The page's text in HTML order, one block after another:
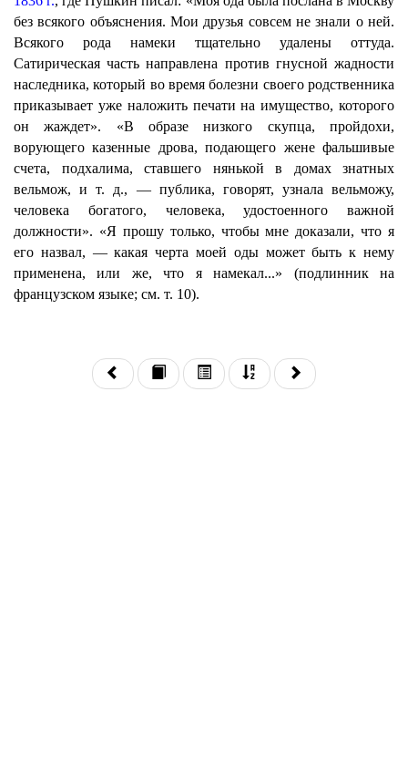
без всякого объяснения. Мои друзья совсем не знали о ней.
Всякого рода намеки тщательно удалены оттуда.
Сатирическая часть направлена против гнусной жадности
наследника, который во время болезни своего родственника
приказывает уже наложить печати на имущество, которого
он жаждет». «В образе низкого скупца, пройдохи,
ворующего казенные дрова, подающего жене фальшивые
счета, подхалима, ставшего нянькой в домах знатных
вельмож, и т. д., — публика, говорят, узнала вельможу,
человека богатого, человека, удостоенного важной
должности». «Я прошу только, чтобы мне доказали, что я
его назвал, — какая черта моей оды может быть к нему
применена, или же, что я намекал...» (подлинник на
французском языке; см. т. 10).